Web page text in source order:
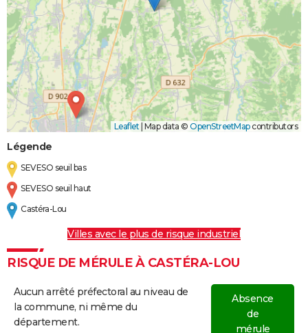
Leaflet Map data © OpenStreetMapcontributors
Légende
SEVESO seuil bas
SEVESO seuil haut
Castéra-Lou
Villes avec le plus de risque industriel
RISQUE DE MÉRULE À CASTÉRA-LOU
Aucun arrêté préfectoral au niveau de
la commune, ni même du
département.
Absence
de
mérule